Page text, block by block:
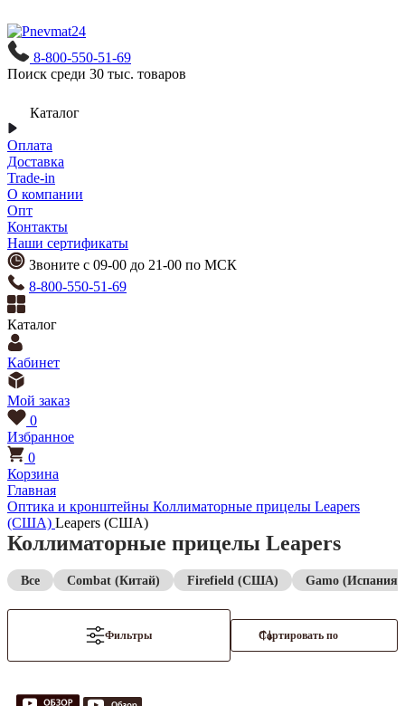
8-800-550-51-69
Поиск среди 30 тыс. товаров
Каталог
Оплата
Доставка
Trade-in
О компании
Опт
Контакты
Наши сертификаты
Звоните с 09-00 до 21-00 по МСК
8-800-550-51-69
Каталог
Кабинет
Мой заказ
0
Избранное
0
Корзина
Главная
Оптика и кронштейны Коллиматорные прицелы Leapers
(США) Leapers (США)
Коллиматорные прицелы Leapers
Все Combat (Китай) Firefield (США) Gamo (Испания)
Фильтры